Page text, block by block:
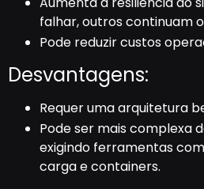
falhar, outros continuam
Pode reduzir custos
Desvantagens:
Requer uma arquitetura
Pode ser mais complexa
exigindo ferramentas
carga e containers.